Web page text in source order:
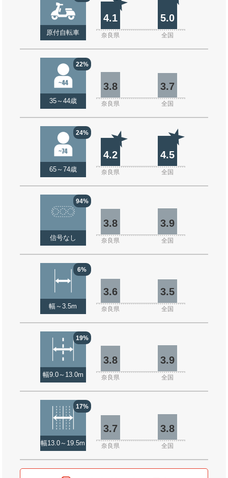
原付自転車
4.1 5.0
奈良県 全国
22%
35～44歳
3.8 3.7
奈良県 全国
24%
65～74歳
4.2 4.5
奈良県 全国
94%
信号なし
3.8 3.9
奈良県 全国
6%
幅～3.5m
3.6 3.5
奈良県 全国
19%
幅9.0～13.0m
3.8 3.9
奈良県 全国
17%
幅13.0～19.5m
3.7 3.8
奈良県 全国